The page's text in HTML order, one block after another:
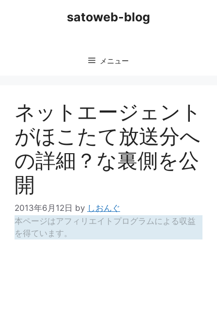
satoweb-blog
メニュー
ネットエージェント
がほこたて放送分へ
の詳細？な裏側を公
開
2013年6月12日 by しおんぐ
本ページはアフィリエイトプログラムによる収益
を得ています。